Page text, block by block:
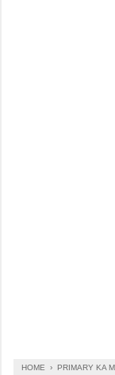
HOME › PRIMARY KA